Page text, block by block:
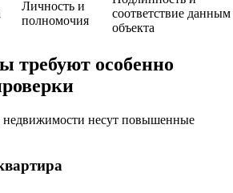
Личность и
полномочия
соответствие данным
объекта
требуют особенно
недвижимости несут повышенные